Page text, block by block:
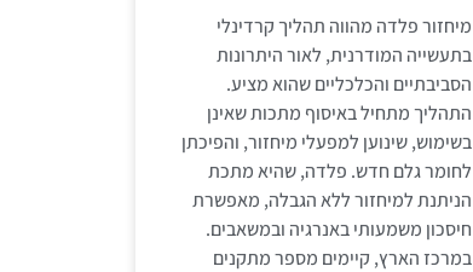
מיחזור פלדה מהווה תהליך קרדינלי
בתעשייה המודרנית, לאור היתרונות
הסביבתיים והכלכליים שהוא מציע.
התהליך מתחיל באיסוף מתכות שאינן
בשימוש, שינוען למפעלי מיחזור, והפיכתן
לחומר גלם חדש. פלדה, שהיא מתכת
הניתנת למיחזור ללא הגבלה, מאפשרת
חיסכון משמעותי באנרגיה ובמשאבים.
במרכז הארץ, קיימים מספר מתקנים